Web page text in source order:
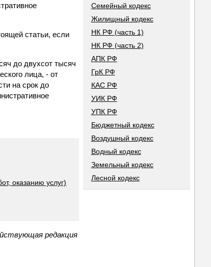
статьи, если
до двухсот тысяч
лица, - от
на срок до
оказанию услуг)
редакция
Семейный кодекс
Жилищный кодекс
НК РФ (часть 1)
НК РФ (часть 2)
АПК РФ
ГрК РФ
КАС РФ
УИК РФ
УПК РФ
Бюджетный кодекс
Воздушный кодекс
Водный кодекс
Земельный кодекс
Лесной кодекс